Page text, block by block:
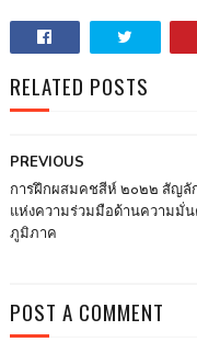
RELATED POSTS
PREVIOUS
การฝึกผสมคชสีห์ ๒๐๒๒ สัญ
แห่งความร่วมมือด้านความมั่น
ภูมิภาค
POST A COMMENT